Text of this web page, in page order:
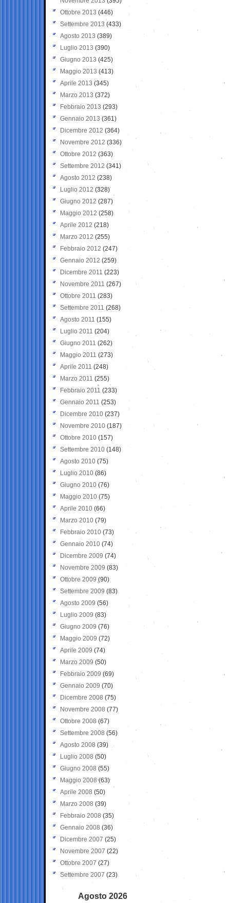
Ottobre 2013 (446)
Settembre 2013 (433)
Agosto 2013 (389)
Luglio 2013 (390)
Giugno 2013 (425)
Maggio 2013 (413)
Aprile 2013 (345)
Marzo 2013 (372)
Febbraio 2013 (293)
Gennaio 2013 (361)
Dicembre 2012 (364)
Novembre 2012 (336)
Ottobre 2012 (363)
Settembre 2012 (341)
Agosto 2012 (238)
Luglio 2012 (328)
Giugno 2012 (287)
Maggio 2012 (258)
Aprile 2012 (218)
Marzo 2012 (255)
Febbraio 2012 (247)
Gennaio 2012 (259)
Dicembre 2011 (223)
Novembre 2011 (267)
Ottobre 2011 (283)
Settembre 2011 (268)
Agosto 2011 (155)
Luglio 2011 (204)
Giugno 2011 (262)
Maggio 2011 (273)
Aprile 2011 (248)
Marzo 2011 (255)
Febbraio 2011 (233)
Gennaio 2011 (253)
Dicembre 2010 (237)
Novembre 2010 (187)
Ottobre 2010 (157)
Settembre 2010 (148)
Agosto 2010 (75)
Luglio 2010 (86)
Giugno 2010 (76)
Maggio 2010 (75)
Aprile 2010 (66)
Marzo 2010 (79)
Febbraio 2010 (73)
Gennaio 2010 (74)
Dicembre 2009 (74)
Novembre 2009 (83)
Ottobre 2009 (90)
Settembre 2009 (83)
Agosto 2009 (56)
Luglio 2009 (83)
Giugno 2009 (76)
Maggio 2009 (72)
Aprile 2009 (74)
Marzo 2009 (50)
Febbraio 2009 (69)
Gennaio 2009 (70)
Dicembre 2008 (75)
Novembre 2008 (77)
Ottobre 2008 (67)
Settembre 2008 (56)
Agosto 2008 (39)
Luglio 2008 (50)
Giugno 2008 (55)
Maggio 2008(63)
Aprile 2008 (50)
Marzo 2008 (39)
Febbraio 2008 (35)
Gennaio 2008 (36)
Dicembre 2007 (25)
Novembre 2007 (22)
Ottobre 2007 (27)
Settembre 2007 (23)
Agosto 2026